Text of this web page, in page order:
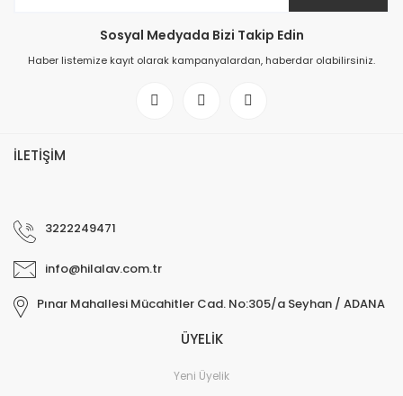
Sosyal Medyada Bizi Takip Edin
Haber listemize kayıt olarak kampanyalardan, haberdar olabilirsiniz.
İLETİŞİM
3222249471
info@hilalav.com.tr
Pınar Mahallesi Mücahitler Cad. No:305/a Seyhan / ADANA
ÜYELİK
Yeni Üyelik